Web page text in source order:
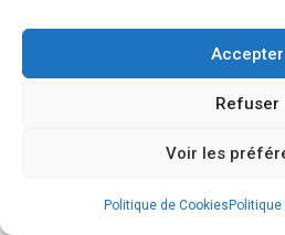
Accepter
Refuser
Voir les
Politique de Cookies
Assurance vie
Assurance Voyage
Changer d'assurance
Conseils pratiques